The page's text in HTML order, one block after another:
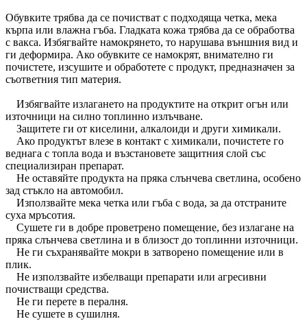
Обувките трябва да се почистват с подходяща четка, мека
кърпа или влажна гъба. Гладката кожа трябва да се обработва
с вакса. Избягвайте намокрянето, то нарушава външния вид и
ги деформира. Ако обувките се намокрят, внимателно ги
почистете, изсушите и обработете с продукт, предназначен за
съответния тип материя.
Избягвайте излагането на продуктите на открит огън или
източници на силно топлинно излъчване.
Защитете ги от киселини, алкалоиди и други химикали.
Ако продуктът влезе в контакт с химикали, почистете го
веднага с топла вода и възстановете защитния слой със
специализиран препарат.
Не оставяйте продукта на пряка слънчева светлина, особено
зад стъкло на автомобил.
Използвайте мека четка или гъба с вода, за да отстраните
суха мръсотия.
Сушете ги в добре проветрено помещение, без излагане на
пряка слънчева светлина и в близост до топлинни източници.
Не ги съхранявайте мокри в затворено помещение или в
плик.
Не използвайте избелващи препарати или агресивни
почистващи средства.
Не ги перете в пералня.
Не сушете в сушилня.